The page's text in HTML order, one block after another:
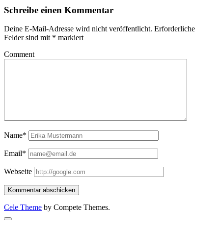
Schreibe einen Kommentar
Deine E-Mail-Adresse wird nicht veröffentlicht. Erforderliche
Felder sind mit * markiert
Comment
Name*
Email*
Webseite
Cele Theme by Compete Themes.
Scroll